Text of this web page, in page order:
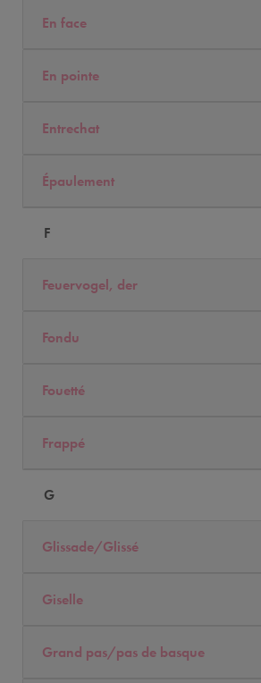
En face
En pointe
Entrechat
Épaulement
F
Feuervogel, der
Fondu
Fouetté
Frappé
G
Glissade/Glissé
Giselle
Grand pas/pas de basque